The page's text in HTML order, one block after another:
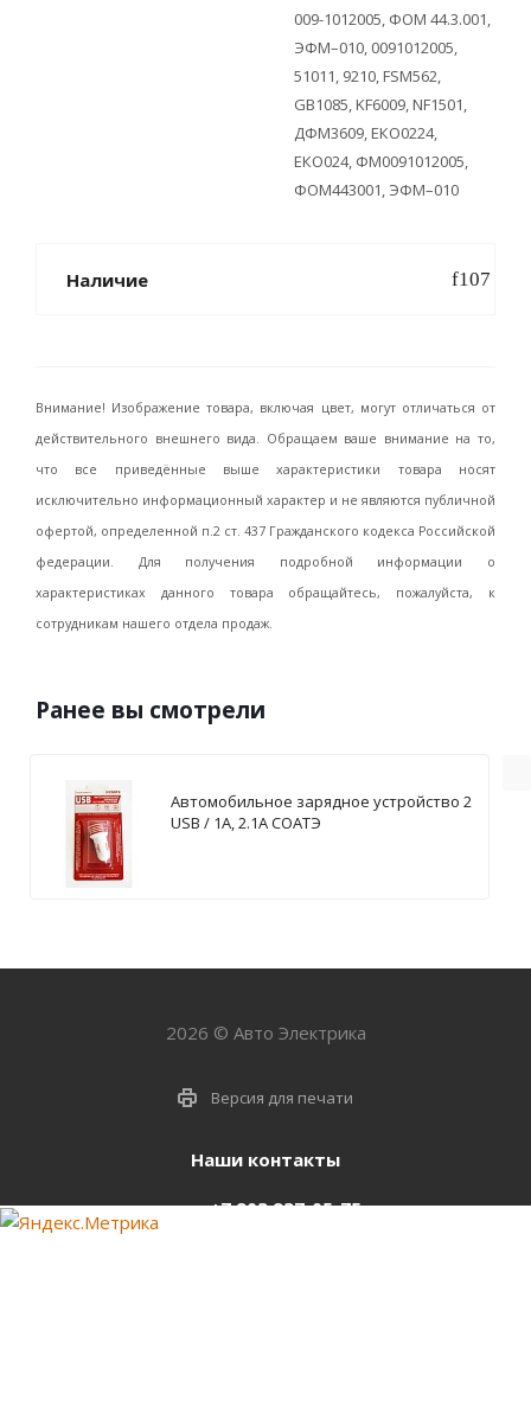
009-1012005, ФОМ 44.3.001,
ЭФМ–010, 0091012005,
51011, 9210, FSM562,
GB1085, KF6009, NF1501,
ДФМ3609, ЕКО0224,
ЕКО024, ФМ0091012005,
ФОМ443001, ЭФМ–010
Наличие
Внимание! Изображение товара, включая цвет, могут отличаться от
действительного внешнего вида. Обращаем ваше внимание на то,
что все приведённые выше характеристики товара носят
исключительно информационный характер и не являются публичной
офертой, определенной п.2 ст. 437 Гражданского кодекса Российской
федерации. Для получения подробной информации о
характеристиках данного товара обращайтесь, пожалуйста, к
сотрудникам нашего отдела продаж.
Ранее вы смотрели
Автомобильное зарядное устройство 2
USB / 1А, 2.1А СОАТЭ
2026 © Авто Электрика
Версия для печати
Наши контакты
+7 903 937-05-75